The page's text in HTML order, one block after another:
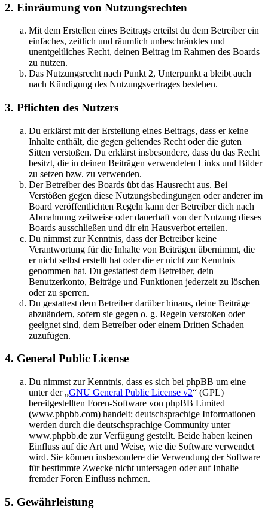
2. Einräumung von Nutzungsrechten
Mit dem Erstellen eines Beitrags erteilst du dem Betreiber ein
einfaches, zeitlich und räumlich unbeschränktes und
unentgeltliches Recht, deinen Beitrag im Rahmen des Boards
zu nutzen.
Das Nutzungsrecht nach Punkt 2, Unterpunkt a bleibt auch
nach Kündigung des Nutzungsvertrages bestehen.
3. Pflichten des Nutzers
Du erklärst mit der Erstellung eines Beitrags, dass er keine
Inhalte enthält, die gegen geltendes Recht oder die guten
Sitten verstoßen. Du erklärst insbesondere, dass du das Recht
besitzt, die in deinen Beiträgen verwendeten Links und Bilder
zu setzen bzw. zu verwenden.
Der Betreiber des Boards übt das Hausrecht aus. Bei
Verstößen gegen diese Nutzungsbedingungen oder anderer im
Board veröffentlichten Regeln kann der Betreiber dich nach
Abmahnung zeitweise oder dauerhaft von der Nutzung dieses
Boards ausschließen und dir ein Hausverbot erteilen.
Du nimmst zur Kenntnis, dass der Betreiber keine
Verantwortung für die Inhalte von Beiträgen übernimmt, die
er nicht selbst erstellt hat oder die er nicht zur Kenntnis
genommen hat. Du gestattest dem Betreiber, dein
Benutzerkonto, Beiträge und Funktionen jederzeit zu löschen
oder zu sperren.
Du gestattest dem Betreiber darüber hinaus, deine Beiträge
abzuändern, sofern sie gegen o. g. Regeln verstoßen oder
geeignet sind, dem Betreiber oder einem Dritten Schaden
zuzufügen.
4. General Public License
Du nimmst zur Kenntnis, dass es sich bei phpBB um eine
unter der „GNU General Public License v2“ (GPL)
bereitgestellten Foren-Software von phpBB Limited
(www.phpbb.com) handelt; deutschsprachige Informationen
werden durch die deutschsprachige Community unter
www.phpbb.de zur Verfügung gestellt. Beide haben keinen
Einfluss auf die Art und Weise, wie die Software verwendet
wird. Sie können insbesondere die Verwendung der Software
für bestimmte Zwecke nicht untersagen oder auf Inhalte
fremder Foren Einfluss nehmen.
5. Gewährleistung